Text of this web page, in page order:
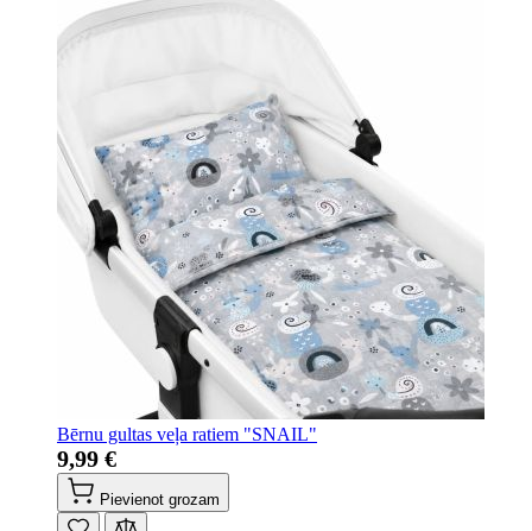
Bērnu gultas veļa ratiem "SNAIL"
9,99 €
Pievienot grozam